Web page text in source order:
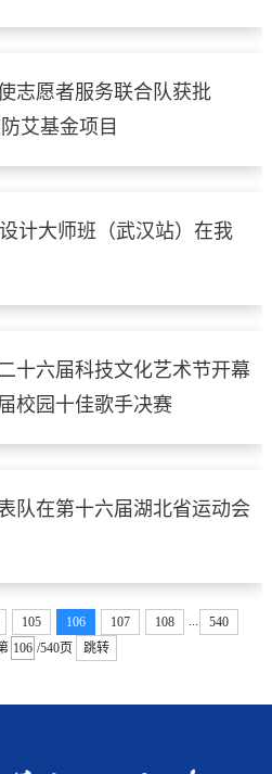
志愿者服务联合队获批
艾基金项目
计大师班（武汉站）在我
十六届科技文化艺术节开幕
校园十佳歌手决赛
队在第十六届湖北省运动会
105 106 107 108
540
/540页 跳转